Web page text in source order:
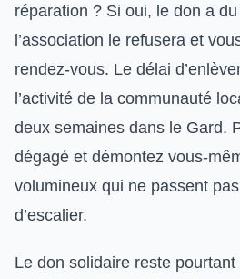
réparation ? Si oui, le don a
l’association le refusera et
rendez-vous. Le délai
l’activité de la communauté
deux semaines dans le Gard.
dégagé et démontez vous-
volumineux qui ne passent
d’escalier.
Le don solidaire reste pourtant